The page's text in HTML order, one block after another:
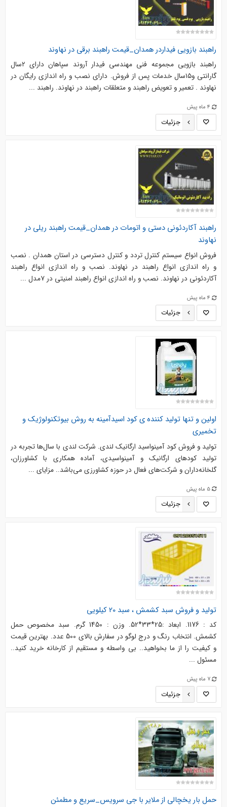
راهبند بازویی فیداردر همدان_قیمت راهبند برقی در نهاوند
راهبند بازویی مجموعه فنی مهندسی فیدار آروند سپاهان دارای ۲سال
گارانتی و۱۵سال خدمات پس از فروش. دارای نصب و راه اندازی رایگان در
نهاوند . تعمیر و تعویض راهبند و متعلقات راهبند در نهاوند. راهبند ...
4 ماه پیش
جزئیات
راهبند آکاردئونی دستی و اتومات در همدان_قیمت راهبند ریلی در
نهاوند
فروش انواع سیستم کنترل تردد و کنترل دسترسی در استان همدان . نصب
و راه اندازی انواع راهبند در نهاوند. نصب و راه اندازی انواع راهبند
آکاردئونی در نهاوند. نصب و راه اندازی انواع راهبند امنیتی در ۷مدل ...
4 ماه پیش
جزئیات
اولین و تنها تولید کننده ی کود اسیدآمینه به روش بیوتکنولوژیک و
تخمیری
تولید و فروش کود آمینواسید ارگانیک لندی. شرکت لندی با سال‌ها تجربه در
تولید کودهای ارگانیک و آمینواسیدی، آماده همکاری با کشاورزان،
گلخانه‌داران و شرکت‌های فعال در حوزه کشاورزی می‌باشد.. مزایای ...
5 ماه پیش
جزئیات
تولید و فروش سبد کشمش ، سبد 20 کیلویی
کد : 1176. ابعاد :25*33*52. وزن : 1450 گرم. سبد مخصوص حمل
کشمش. انتخاب رنگ و درج لوگو در سفارش بالای 500 عدد. بهترین قیمت
و کیفیت را از ما بخواهید.. بی واسطه و مستقیم از کارخانه خرید کنید..
مسئول ...
7 ماه پیش
جزئیات
حمل بار یخچالی از ملایر با جی سرویس_سریع و مطمئن